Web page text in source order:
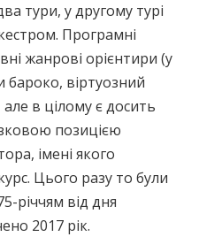
тури, у другому турі
Програмні
жанрові орієнтири (у
бароко, віртуозний
в цілому є досить
позицією
імені якого
Цього разу то були
річчям від дня
2017 рік.